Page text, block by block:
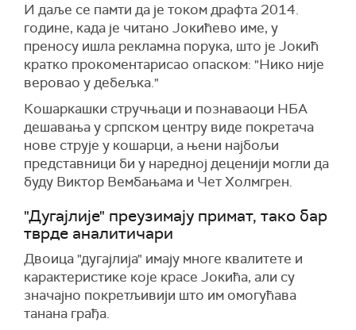
И даље се памти да је током драфта 2014.
године, када је читано Јокићево име, у
преносу ишла рекламна порука, што је Јокић
кратко прокоментарисао опаском: "Нико није
веровао у дебељка."
Кошаркашки стручњаци и познаваоци НБА
дешавања у српском центру виде покретача
нове струје у кошарци, а њени најбољи
представници би у наредној деценији могли да
буду Виктор Вембањама и Чет Холмгрен.
"Дугајлије" преузимају примат, тако бар
тврде аналитичари
Двоица "дугајлија" имају многе квалитете и
карактеристике које красе Јокића, али су
значајно покретљивији што им омогућава
танана грађа.